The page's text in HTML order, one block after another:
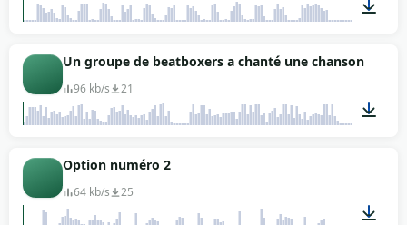
00:02
Un groupe de beatboxers a chanté une chanson
96 kb/s 21
Option numéro 2
64 kb/s 25